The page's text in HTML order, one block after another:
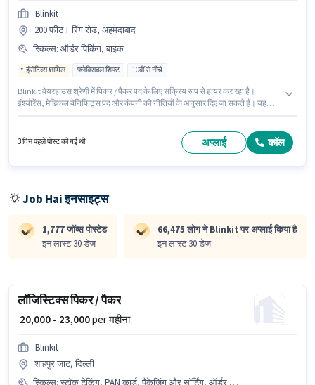
Blinkit
200 फीट। रिंग रोड, अहमदाबाद
स्किल्स: ऑर्डर पिकिंग, बाइक
इंसेंटिव्स शामिल फ्लेक्सिबल शिफ्ट 10वीं से नीचे
Blinkit वेयरहाउस श्रेणी में पिकर / पैकर पद के लिए सक्रिय रूप से हायर कर रहा है।
इंश्योरेंस, मेडिकल बेनिफिट्स पद और कंपनी की नीतियों के अनुसार दिए जा सकते हैं। यह
इस जॉब के लिए बाइक का उपलब्ध होना आवश्यक है।
3 दिन पहले पोस्ट की गई थी अप्लाई कॉल
Job Hai इनसाइट्स
1,777 जॉब्स पोस्टेड
इन लास्ट 30 डेज
66,475 लोग ने Blinkit पर अप्लाई किया है
इन लास्ट 30 डेज
लॉजिस्टिक्स पिकर / पैकर
₹ 20,000 - 23,000per महीना
Blinkit
शाहपुर जाट, दिल्ली